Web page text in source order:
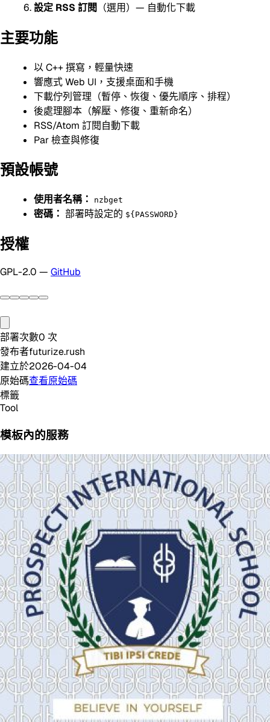
設定 RSS 訂閱 （選用）— 自動化下載
主要功能
以 C++ 撰寫，輕量快速
響應式 Web UI，支援桌面和手機
下載佇列管理（暫停、恢復、優先順序、排程）
後處理腳本（解壓、修復、重新命名）
RSS/Atom 訂閱自動下載
Par 檢查與修復
預設帳號
使用者名稱： nzbget
密碼： 部署時設定的 ${PASSWORD}
授權
GPL-2.0 — GitHub
部署次數0 次
發布者futurize.rush
建立於2026-04-04
原始碼查看原始碼
標籤
Tool
模板內的服務